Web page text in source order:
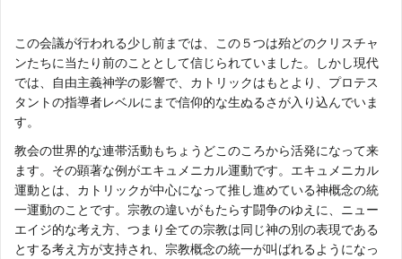
この会議が行われる少し前までは、この５つは殆どのクリスチャ
ンたちに当たり前のこととして信じられていました。しかし現代
では、自由主義神学の影響で、カトリックはもとより、プロテス
タントの指導者レベルにまで信仰的な生ぬるさが入り込んでいま
す。
教会の世界的な連帯活動もちょうどこのころから活発になって来
ます。その顕著な例がエキュメニカル運動です。エキュメニカル
運動とは、カトリックが中心になって推し進めている神概念の統
一運動のことです。宗教の違いがもたらす闘争のゆえに、ニュー
エイジ的な考え方、つまり全ての宗教は同じ神の別の表現である
とする考え方が支持され、宗教概念の統一が叫ばれるようになっ